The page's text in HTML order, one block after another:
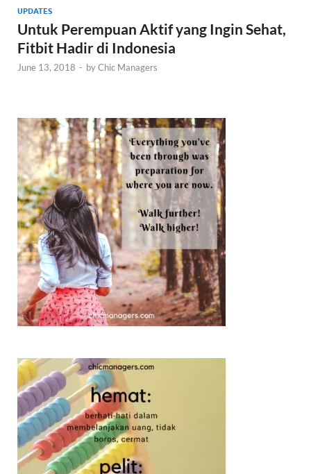
UPDATES
Untuk Perempuan Aktif yang Ingin Sehat,
Fitbit Hadir di Indonesia
June 13, 2018 - byChic Managers